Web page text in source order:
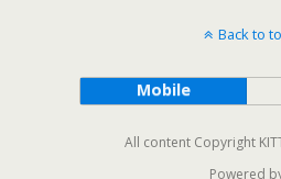
Back to
Mobile
All content Copyright
Powered